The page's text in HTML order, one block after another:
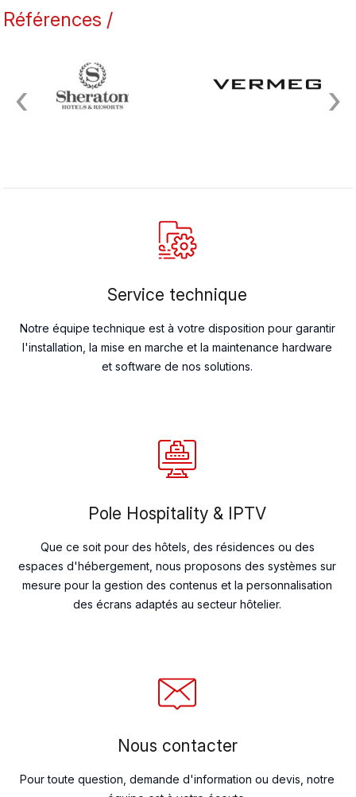
Références /
‹ ›
Service technique
Notre équipe technique est à votre disposition pour garantir
l'installation, la mise en marche et la maintenance hardware
et software de nos solutions.
Pole Hospitality & IPTV
Que ce soit pour des hôtels, des résidences ou des
espaces d'hébergement, nous proposons des systèmes sur
mesure pour la gestion des contenus et la personnalisation
des écrans adaptés au secteur hôtelier.
Nous contacter
Pour toute question, demande d'information ou devis, notre